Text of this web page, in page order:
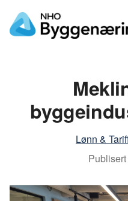
Lønn &
Publisert